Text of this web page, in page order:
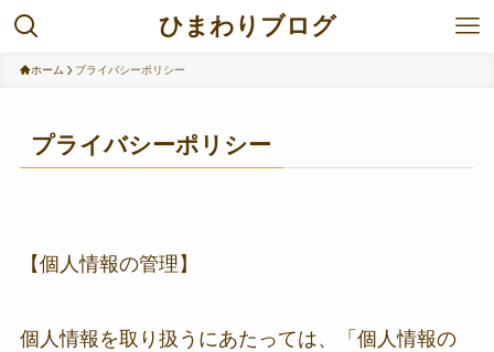
ひまわりブログ
ホーム プライバシーポリシー
プライバシーポリシー
【個人情報の管理】
個人情報を取り扱うにあたっては、「個人情報の